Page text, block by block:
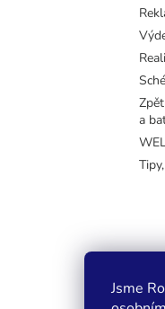
Jsme
a